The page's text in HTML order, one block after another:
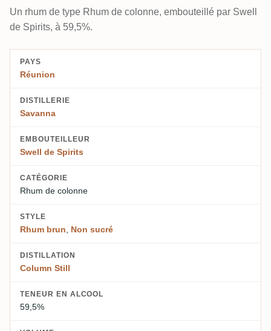
Un rhum de type Rhum de colonne, embouteillé par Swell
de Spirits, à 59,5%.
PAYS
Réunion
DISTILLERIE
Savanna
EMBOUTEILLEUR
Swell de Spirits
CATÉGORIE
Rhum de colonne
STYLE
Rhum brun, Non sucré
DISTILLATION
Column Still
TENEUR EN ALCOOL
59,5%